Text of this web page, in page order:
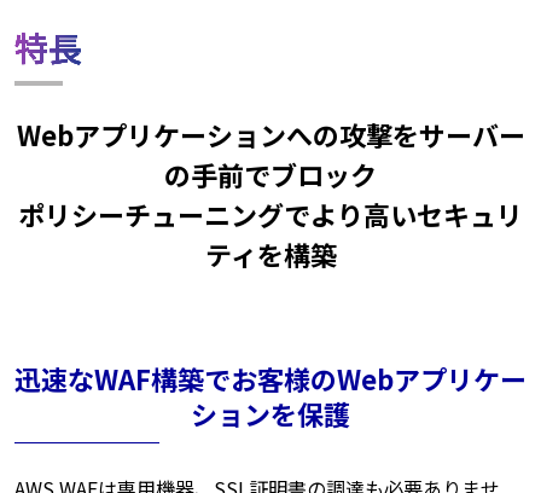
特長
Webアプリケーションへの攻撃をサーバー
の手前でブロック
ポリシーチューニングでより高いセキュリ
ティを構築
迅速なWAF構築でお客様のWebアプリケー
ションを保護